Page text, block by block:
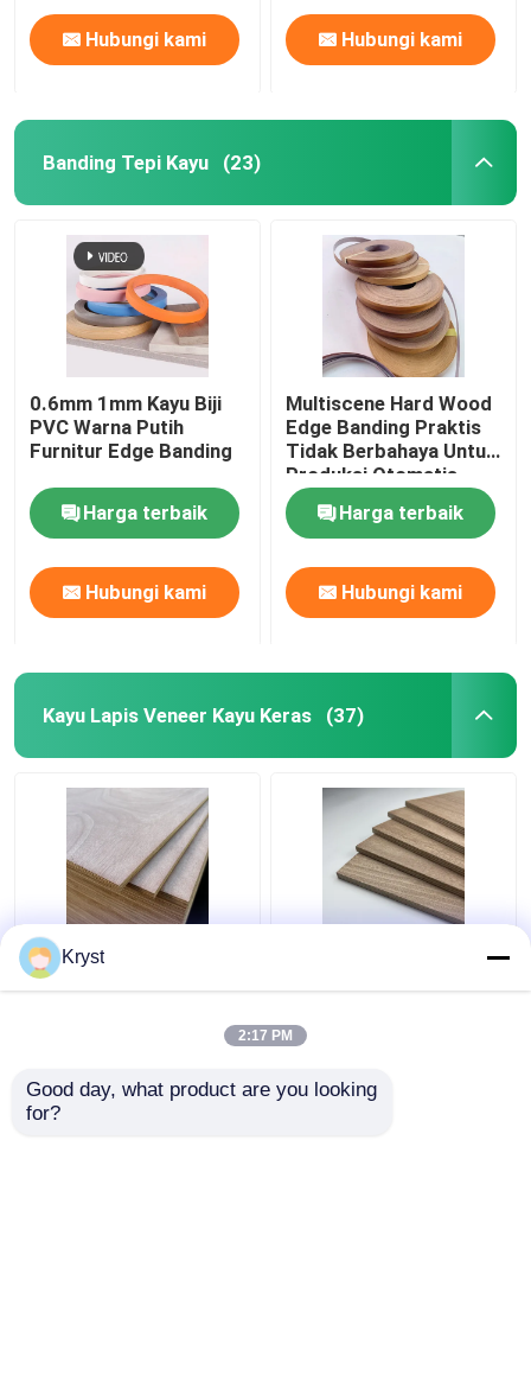
Hubungi kami Hubungi kami
Banding Tepi Kayu (23)
0.6mm 1mm Kayu Biji
PVC Warna Putih
Furnitur Edge Banding
Harga terbaik
Hubungi kami
Multiscene Hard Wood
Edge Banding Praktis
Tidak Berbahaya Untuk
Produksi Otomatis
Harga terbaik
Hubungi kami
Kayu Lapis Veneer Kayu Keras (37)
Pelembab Veneer Kayu
Lapis Tebal Kokoh
Kayu Lapis Veneer Kayu
Laminasi Kayu Tebal
6mm
Kryst
2:17 PM
Good day, what product are you looking
for?